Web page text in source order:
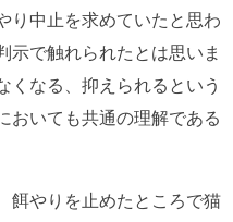
り中止を求めていたと思わ
示で触れられたとは思いま
くなる、抑えられるという
おいても共通の理解である
餌やりを止めたところで猫